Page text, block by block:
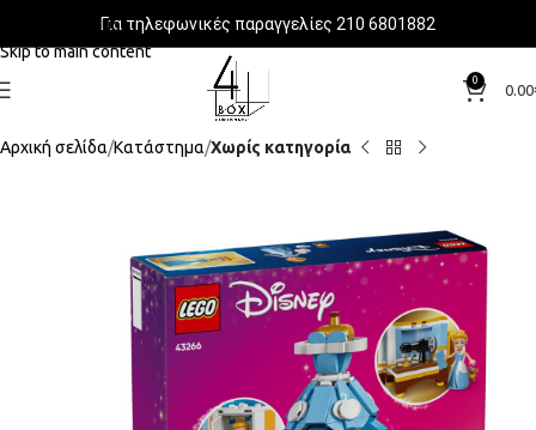
Skip to navigation
Skip to main content
Για τηλεφωνικές παραγγελίες 210 6801882
0
0.00
Αρχική σελίδα Κατάστημα Χωρίς κατηγορία